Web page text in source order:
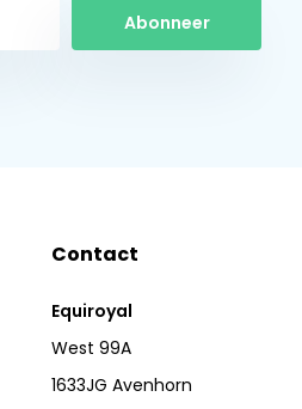
Abonneer
Contact
Equiroyal
West 99A
1633JG Avenhorn